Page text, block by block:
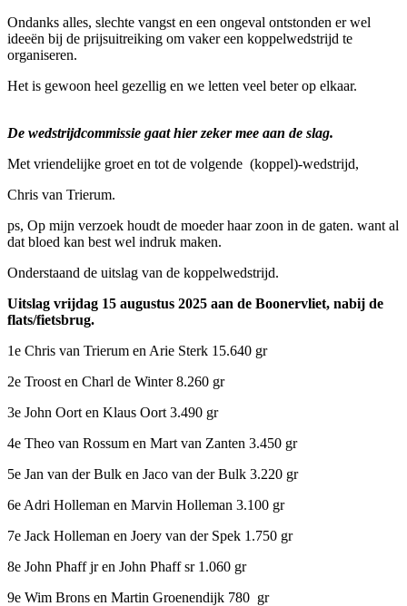
Ondanks alles, slechte vangst en een ongeval ontstonden er wel
ideeën bij de prijsuitreiking om vaker een koppelwedstrijd te
organiseren.
Het is gewoon heel gezellig en we letten veel beter op elkaar.
De wedstrijdcommissie gaat hier zeker mee aan de slag.
Met vriendelijke groet en tot de volgende (koppel)-wedstrijd,
Chris van Trierum.
ps, Op mijn verzoek houdt de moeder haar zoon in de gaten. want al
dat bloed kan best wel indruk maken.
Onderstaand de uitslag van de koppelwedstrijd.
Uitslag vrijdag 15 augustus 2025 aan de Boonervliet, nabij de
flats/fietsbrug.
1e Chris van Trierum en Arie Sterk 15.640 gr
2e Troost en Charl de Winter 8.260 gr
3e John Oort en Klaus Oort 3.490 gr
4e Theo van Rossum en Mart van Zanten 3.450 gr
5e Jan van der Bulk en Jaco van der Bulk 3.220 gr
6e Adri Holleman en Marvin Holleman 3.100 gr
7e Jack Holleman en Joery van der Spek 1.750 gr
8e John Phaff jr en John Phaff sr 1.060 gr
9e Wim Brons en Martin Groenendijk 780 gr